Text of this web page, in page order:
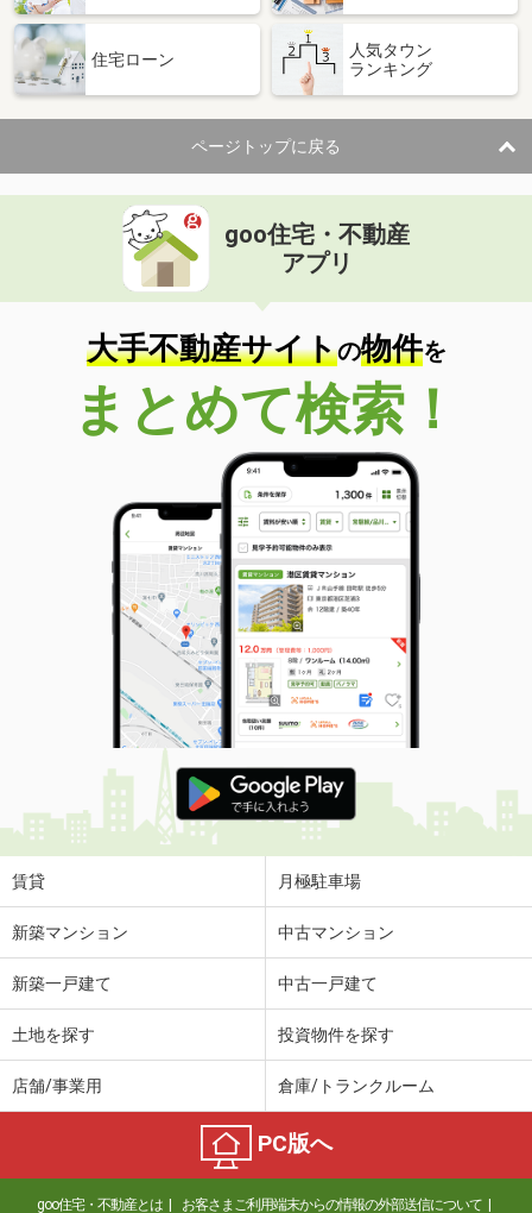
住宅ローン
人気タウン
ランキング
ページトップに戻る
goo住宅・不動産
アプリ
大手不動産サイトの物件を
まとめて検索！
賃貸 月極駐車場
新築マンション 中古マンション
新築一戸建て 中古一戸建て
土地を探す 投資物件を探す
店舗/事業用 倉庫/トランクルーム
PC版へ
goo住宅・不動産とは お客さまご利用端末からの情報の外部送信について